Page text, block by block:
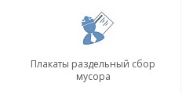
Плакаты раздельный сбор
мусора